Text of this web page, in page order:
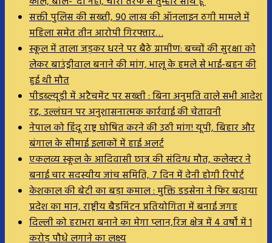
सक्ती पुलिस की सख्ती, 90 लाख की ऑनलाइन ठगी मामले में
महिला समेत तीन आरोपी गिरफ्तार…
स्कूल में ताला जड़कर धरने पर बैठे ग्रामीण: बच्चों की सुरक्षा को
लेकर बाउंड्रीवाल बनाने की मांग, भालू के हमले से भाई-बहन की
हुई थी मौत
पीडब्ल्यूडी में अटैचमेंट पर सख्ती : बिना अनुमति वाले सभी आदेश
रद्द, उल्लंघन पर अनुशासनात्मक कार्रवाई की चेतावनी
नेपाल को हिंदू राष्ट्र घोषित करने की उठी मांग! यूपी, बिहार और
बंगाल के सीमाई इलाकों में हाई अलर्ट
एकलव्य स्कूल के आदिवासी छात्र की संदिग्ध मौत, कलेक्टर ने
बनाई चार सदस्यीय जांच समिति, 7 दिन में देनी होगी रिपोर्ट
केशकाल की बेटी का बड़ा कमाल : मुक्ति डडसेना ने फिर बढ़ाया
प्रदेश का मान, राष्ट्रीय बैडमिंटन प्रतियोगिता में बनाई जगह
दिल्ली को हराभरा बनाने का मेगा प्लान,रिज क्षेत्र में 4 वर्षों में 1
करोड़ पौधे लगाने का लक्ष्य